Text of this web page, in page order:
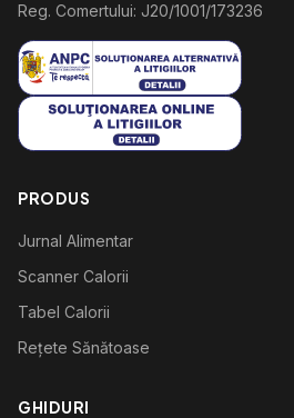
Reg. Comertului: J20/1001/173236
PRODUS
Jurnal Alimentar
Scanner Calorii
Tabel Calorii
Rețete Sănătoase
GHIDURI